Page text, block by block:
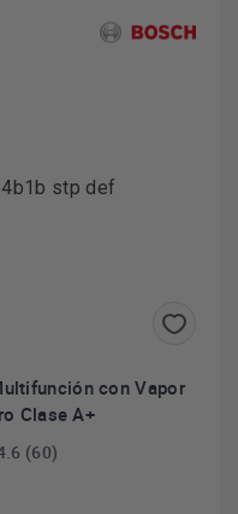
con Vapor
Clase A+
(60)